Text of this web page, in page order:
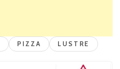
PIZZA LUSTRE